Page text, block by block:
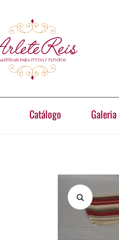
Catálogo Galeria